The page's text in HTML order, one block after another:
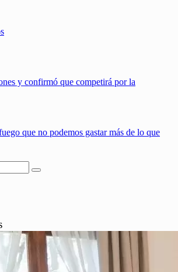
y confirmó que competirá por la
que no podemos gastar más de lo que